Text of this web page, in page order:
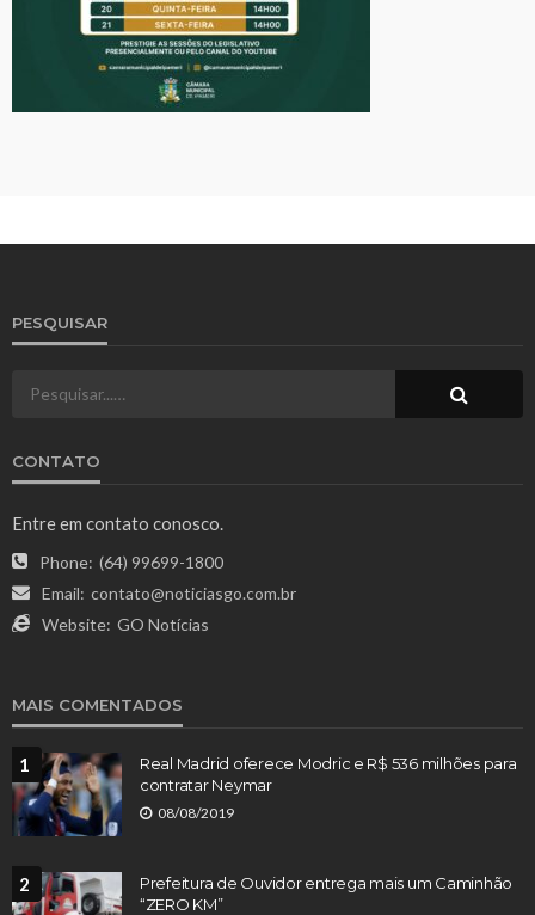
PESQUISAR
CONTATO
Entre em contato conosco.
Phone: (64) 99699-1800
Email: contato@noticiasgo.com.br
Website: GO Notícias
MAIS COMENTADOS
1
Real Madrid oferece Modric e R$ 536 milhões para
contratar Neymar
08/08/2019
2
Prefeitura de Ouvidor entrega mais um Caminhão
“ZERO KM”